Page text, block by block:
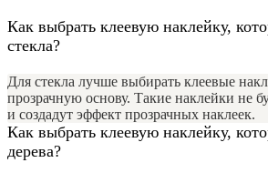
Как выбрать клеевую наклейку,
стекла?
Для стекла лучше выбирать клеевые
прозрачную основу. Такие наклейки не
и создадут эффект прозрачных наклеек.
Как выбрать клеевую наклейку,
дерева?